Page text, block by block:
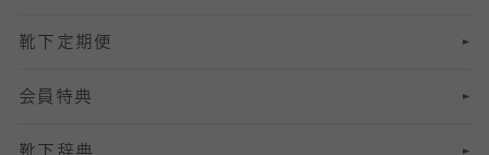
12分丈レギンス
13分丈レギンス
SSサイズ（21～23cm）
Sサイズ（22～25cm）
むくみ対策
足の疲れ対策
靴下定期便
会員特典